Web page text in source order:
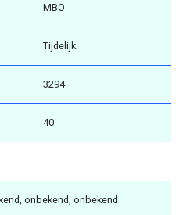
MBO
Tijdelijk
3294
40
onbekend, onbekend